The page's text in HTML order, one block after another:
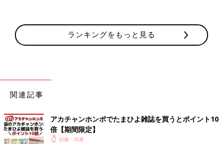
ランキングをもっと見る
関連記事
アカチャンホンポでたまひよ雑誌を買うとポイント10
倍【期間限定】
妊娠・出産